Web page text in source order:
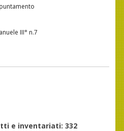
III° n.7
e inventariati: 332